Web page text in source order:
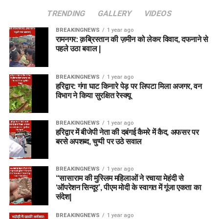
TRENDING GALLERY VIDEOS
BREAKINGNEWS 1 year ago
रामनगर: क़ब्रिस्तान की ज़मीन को लेकर विवाद, दफनाने से
पहले उठा बवाल |
BREAKINGNEWS 1 year ago
हरिद्वार: गंगा घाट किनारे पेड़ पर लिपटा मिला अजगर, वन
विभाग ने किया सुरक्षित रेस्क्यू
BREAKINGNEWS 1 year ago
हरिद्वार में बीजेपी नेता की दबंगई कैमरे में कैद, अफसर पर
बरसे अपशब्द, चुप्पी पर उठे सवाल
BREAKINGNEWS 1 year ago
“सासाराम की मुस्लिम महिलाओं ने रचाया मेहंदी से
‘ऑपरेशन सिन्दूर’, पीएम मोदी के स्वागत में गूंजा एकता का
संदेश|
BREAKINGNEWS 1 year ago